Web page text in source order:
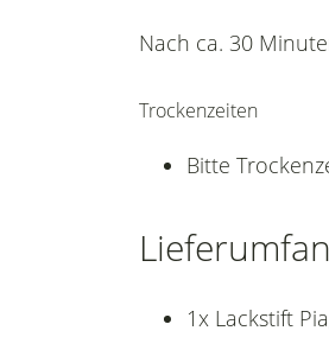
Nach ca. 30
Trockenzeiten
Bitte
1x Lackstift